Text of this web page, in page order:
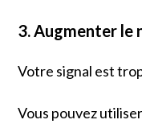
3. Augmenter le
Votre signal est
Vous pouvez